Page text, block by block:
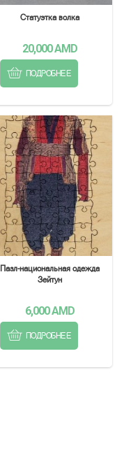
Статуэтка волка
20,000AMD
ПОДРОБНЕЕ
Пазл-национальная одежда
Зейтун
6,000AMD
ПОДРОБНЕЕ